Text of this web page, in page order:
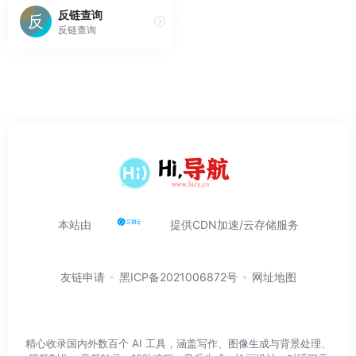
反链查询
反链查询
本站由 提供CDN加速/云存储服务
友链申请 黑ICP备2021006872号 网址地图
精心收录国内外数百个 AI 工具，涵盖写作、图像生成与背景处理、